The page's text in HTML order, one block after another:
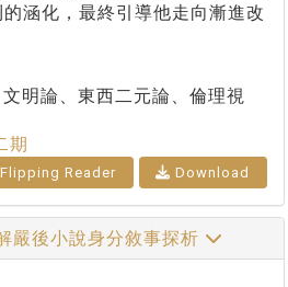
涵化，最終引導他走向漸進改
明論、東西二元論、倫理視
期
Reader Download
嚴後小說身分敘事探析